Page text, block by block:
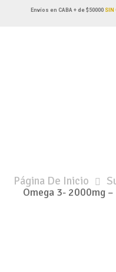
Envíos en CABA + de $50000SIN
Página De Inicio
Omega 3- 2000mg